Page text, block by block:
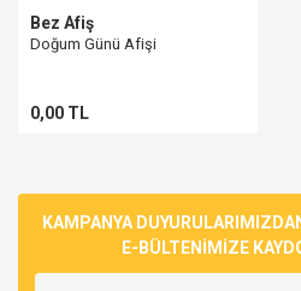
Bez Afiş
Doğum Günü Afişi
0,00 TL
KAMPANYA
E-BÜLTENİMİZE